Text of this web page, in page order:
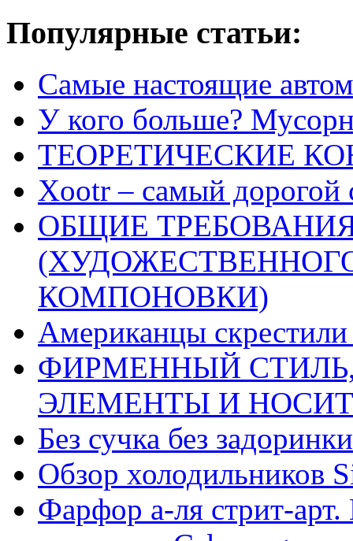
Популярные статьи:
Самые настоящие
У кого больше?
ТЕОРЕТИЧЕСКИЕ
Xootr – самый дорогой
ОБЩИЕ
КОМПОНОВКИ)
Американцы
ФИРМЕННЫЙ
ЭЛЕМЕНТЫ И
Без сучка без
Обзор холодильников
Фарфор а-ля стрит-